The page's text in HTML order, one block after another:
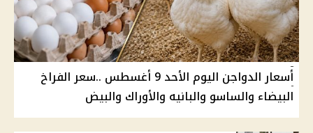
أسعار الدواجن اليوم الأحد 9 أغسطس ..سعر الفراخ
البيضاء والساسو والبانيه والأوراك والبيض